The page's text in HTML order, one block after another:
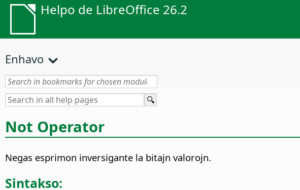
Helpo de LibreOffice 26.2
Enhavo
Not Operator
Negas esprimon inversigante la bitajn valorojn.
Sintakso: